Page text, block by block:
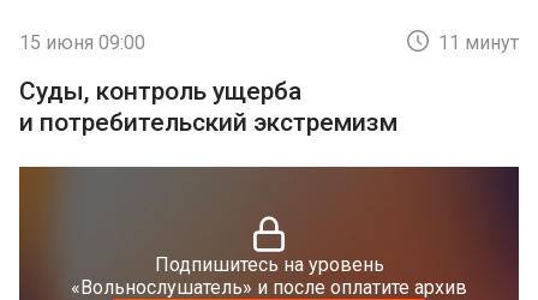
15 июня 09:00 11 минут
Суды, контроль ущерба
и потребительский экстремизм
Подпишитесь на уровень
«Вольнослушатель» и после оплатите архив